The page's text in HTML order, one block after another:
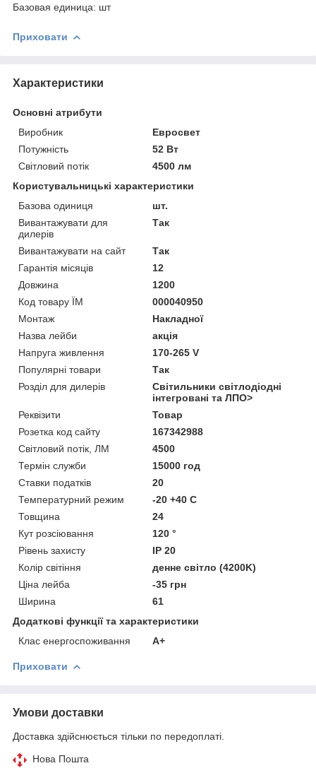
Базовая единица: шт
Приховати
Характеристики
Основні атрибути
Виробник
Евросвет
Потужність
52 Вт
Світловий потік
4500 лм
Користувальницькі характеристики
Базова одиниця
шт.
Вивантажувати для
дилерів
Так
Вивантажувати на сайт
Так
Гарантія місяців
12
Довжина
1200
Код товару ЇМ
000040950
Монтаж
Накладної
Назва лейби
акція
Напруга живлення
170-265 V
Популярні товари
Так
Розділ для дилерів
Світильники світлодіодні
інтегровані та ЛПО>
Реквізити
Товар
Розетка код сайту
167342988
Світловий потік, ЛМ
4500
Термін служби
15000 год
Ставки податків
20
Температурний режим
-20 +40 C
Товщина
24
Кут розсіювання
120 °
Рівень захисту
IP 20
Колір світіння
денне світло (4200K)
Ціна лейба
-35 грн
Ширина
61
Додаткові функції та характеристики
Клас енергоспоживання
A+
Приховати
Умови доставки
Доставка здійснюється тільки по передоплаті.
Нова Пошта